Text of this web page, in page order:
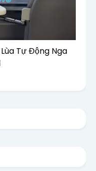
Tự Động Nga